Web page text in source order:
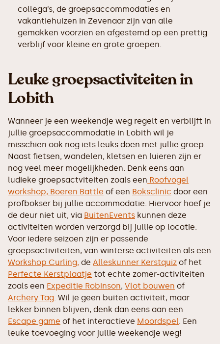
collega’s, de groepsaccommodaties en
vakantiehuizen in Zevenaar zijn van alle
gemakken voorzien en afgestemd op een prettig
verblijf voor kleine en grote groepen.
Leuke groepsactiviteiten in
Lobith
Wanneer je een weekendje weg regelt en verblijft in
jullie groepsaccommodatie in Lobith wil je
misschien ook nog iets leuks doen met jullie groep.
Naast fietsen, wandelen, kletsen en luieren zijn er
nog veel meer mogelijkheden. Denk eens aan
ludieke groepsactviteiten zoals een Roofvogel
workshop, Boeren Battle of een Boksclinic door een
profbokser bij jullie accommodatie. Hiervoor hoef je
de deur niet uit, via BuitenEvents kunnen deze
activiteiten worden verzorgd bij jullie op locatie.
Voor iedere seizoen zijn er passende
groepsactiviteiten, van winterse activiteiten als een
Workshop Curling, de Alleskunner Kerstquiz of het
Perfecte Kerstplaatje tot echte zomer-activiteiten
zoals een Expeditie Robinson, Vlot bouwen of
Archery Tag. Wil je geen buiten activiteit, maar
lekker binnen blijven, denk dan eens aan een
Escape game of het interactieve Moordspel. Een
leuke toevoeging voor jullie weekendje weg!